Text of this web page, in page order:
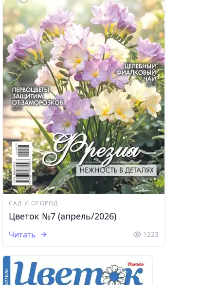
САД И ОГОРОД
Цветок №7 (апрель/2026)
Читать 1223